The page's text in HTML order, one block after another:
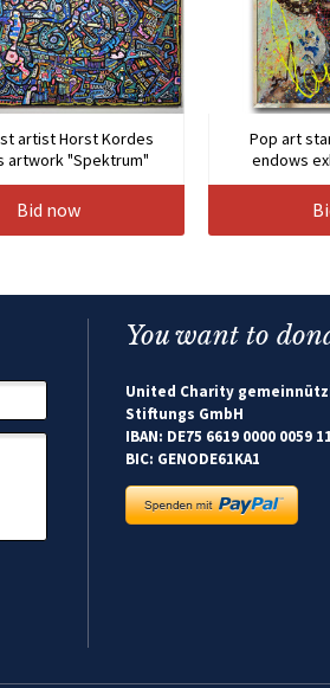
artist Horst Kordes
artwork "Spektrum"
Bid now
Pop art
endows
You want to
United Charity
Stiftungs GmbH
IBAN: DE75 6619 0000 0059
BIC: GENODE61KA1